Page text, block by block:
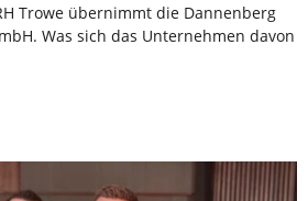
Trowe übernimmt die Dannenberg
Was sich das Unternehmen davon